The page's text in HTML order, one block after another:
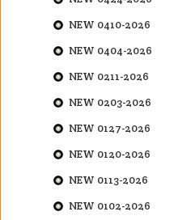
NEW 0410-2026
NEW 0404-2026
NEW 0211-2026
NEW 0203-2026
NEW 0127-2026
NEW 0120-2026
NEW 0113-2026
NEW 0102-2026